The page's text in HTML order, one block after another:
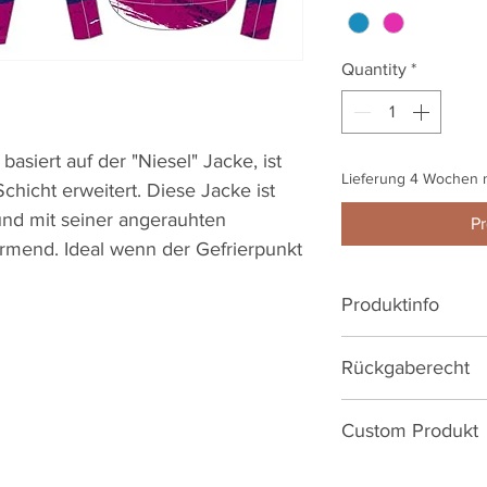
auf der "Niesel" Jacke, ist
erweitert. Diese Jacke ist
mit seiner angerauhten
Ideal wenn der Gefrierpunkt
Quantity *
Lieferung 4 Wochen
Produktinfo
wärmend
Verlängerter
3
Rückgaberecht
14Tagen. Ersatz/
Custom Produkt